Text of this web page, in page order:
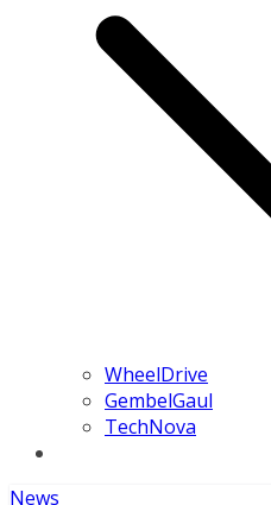
WheelDrive
GembelGaul
TechNova
News